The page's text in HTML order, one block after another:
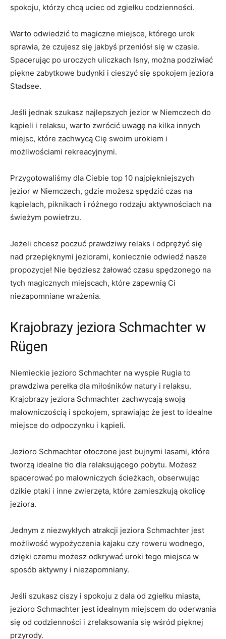
spokoju, którzy chcą uciec od​ zgiełku codzienności.
Warto ⁢odwiedzić to magiczne miejsce, którego urok
sprawia, że czujesz się jakbyś przeniósł⁣ się w czasie.
Spacerując po uroczych uliczkach ⁣Isny, można podziwiać
piękne zabytkowe budynki i cieszyć się spokojem jeziora
Stadsee.
Jeśli jednak‌ szukasz najlepszych jezior w Niemczech do
kąpieli‌ i relaksu, ⁤warto zwrócić uwagę na kilka innych
miejsc, które zachwycą Cię swoim urokiem⁤ i
możliwościami rekreacyjnymi.
Przygotowaliśmy dla Ciebie top 10 najpiękniejszych
jezior ‌w Niemczech, gdzie możesz spędzić czas na
kąpielach, piknikach i różnego rodzaju aktywnościach na
świeżym powietrzu.
Jeżeli chcesz poczuć prawdziwy relaks ​i odprężyć się
nad przepięknymi jeziorami, ⁢koniecznie⁤ odwiedź nasze
propozycje! Nie będziesz żałować czasu spędzonego na
tych magicznych miejscach, które zapewnią Ci
niezapomniane wrażenia.
Krajobrazy jeziora Schmachter w
Rügen
Niemieckie jezioro Schmachter na wyspie Rugia to
prawdziwa perełka dla miłośników natury i ​relaksu.
Krajobrazy jeziora Schmachter zachwycają ‌swoją
⁣malowniczością i spokojem, sprawiając że jest to idealne
miejsce do ​odpoczynku i kąpieli.
Jezioro Schmachter otoczone jest ‍bujnymi lasami, które⁢
tworzą idealne tło dla relaksującego pobytu. Możesz
spacerować po malowniczych ścieżkach, obserwując
dzikie ptaki ⁢i inne zwierzęta, które zamieszkują okolicę
jeziora.
Jednym z niezwykłych‍ atrakcji jeziora Schmachter jest
możliwość wypożyczenia kajaku czy⁤ roweru wodnego,
dzięki ⁣czemu​ możesz odkrywać uroki tego miejsca w
sposób aktywny i niezapomniany.
Jeśli szukasz ​ciszy i spokoju z dala od zgiełku miasta,
jezioro Schmachter jest idealnym miejscem do oderwania
się od codzienności i ‌zrelaksowania się wśród pięknej
przyrody.